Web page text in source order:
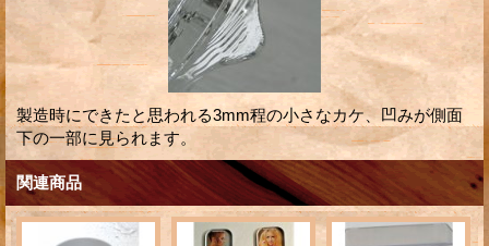
製造時にできたと思われる3mm程の小さなカケ、凹みが側面
下の一部に見られます。
関連商品